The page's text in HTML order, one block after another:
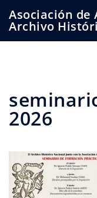
Asociación de
Archivo
2026